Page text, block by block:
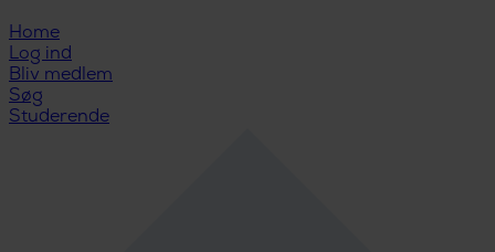
Home
Log ind
Bliv medlem
Søg
Studerende